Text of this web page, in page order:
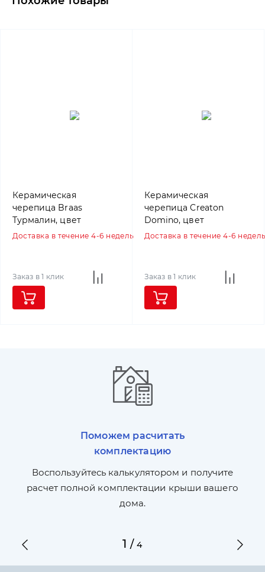
Керамическая
черепица Braas
Турмалин, цвет
Медный
Доставка в течение 4-6 недель
Заказ в 1 клик
Керамическая
черепица Creaton
Domino, цвет
Натуральный красный
Доставка в течение 4-6
Заказ в 1 клик
Поможем расчитать
комплектацию
Воспользуйтесь калькулятором и получите
расчет полной комплектации крыши вашего
дома.
1 /4